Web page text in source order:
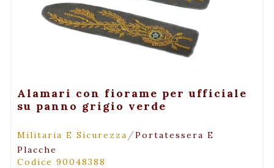
Alamari con fiorame per ufficiale
su panno grigio verde
Militaria E Sicurezza /Portatessera E
Placche
Codice 90048388